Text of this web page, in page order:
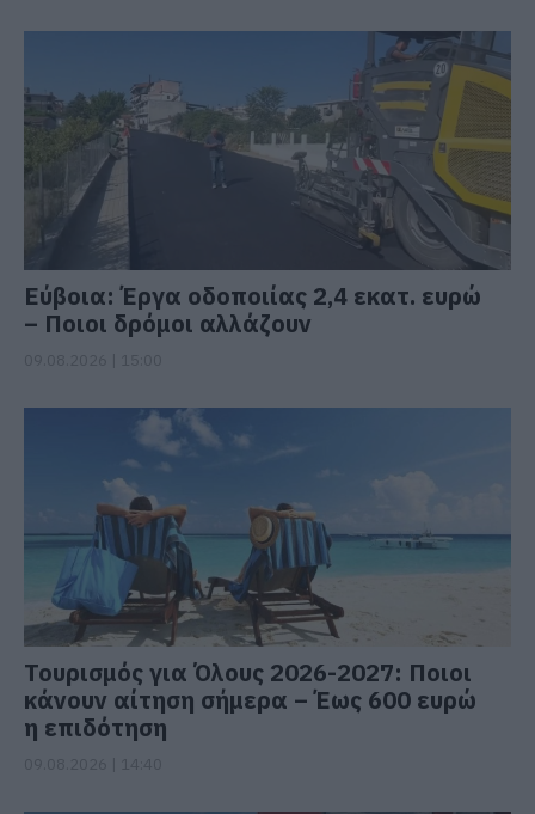
Εύβοια: Έργα οδοποιίας 2,4 εκατ. ευρώ
– Ποιοι δρόμοι αλλάζουν
Τουρισμός για Όλους 2026-2027: Ποιοι
κάνουν αίτηση σήμερα – Έως 600 ευρώ
η επιδότηση